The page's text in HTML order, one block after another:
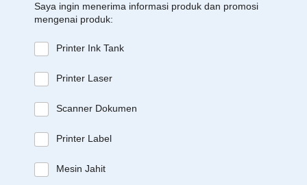
Saya ingin menerima informasi produk dan promosi
mengenai produk:
Printer Ink Tank
Printer Laser
Scanner Dokumen
Printer Label
Mesin Jahit